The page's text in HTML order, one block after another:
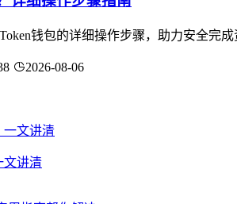
钱包的详细操作步骤，助力安全完
2026-08-06
文讲清